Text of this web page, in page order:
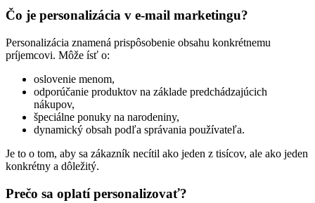
Čo je personalizácia v e-mail marketingu?
Personalizácia znamená prispôsobenie obsahu konkrétnemu
príjemcovi. Môže ísť o:
oslovenie menom,
odporúčanie produktov na základe predchádzajúcich
nákupov,
špeciálne ponuky na narodeniny,
dynamický obsah podľa správania používateľa.
Je to o tom, aby sa zákazník necítil ako jeden z tisícov, ale ako jeden
konkrétny a dôležitý.
Prečo sa oplatí personalizovať?